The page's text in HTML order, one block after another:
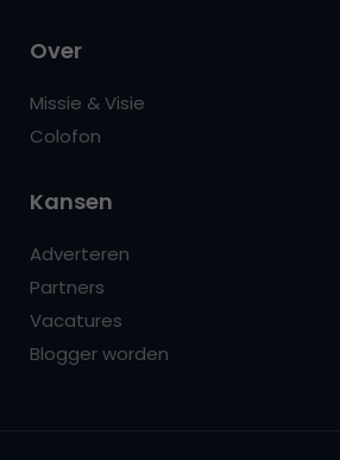
Over
Missie & Visie
Colofon
Kansen
Adverteren
Partners
Vacatures
Blogger worden